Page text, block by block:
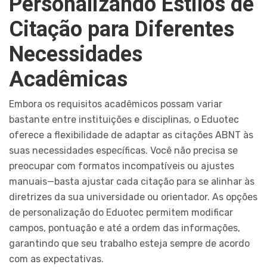
Citação para Diferentes
Necessidades
Acadêmicas
Embora os requisitos acadêmicos possam variar
bastante entre instituições e disciplinas, o Eduotec
oferece a flexibilidade de adaptar as citações ABNT às
suas necessidades específicas. Você não precisa se
preocupar com formatos incompatíveis ou ajustes
manuais—basta ajustar cada citação para se alinhar às
diretrizes da sua universidade ou orientador. As opções
de personalização do Eduotec permitem modificar
campos, pontuação e até a ordem das informações,
garantindo que seu trabalho esteja sempre de acordo
com as expectativas.